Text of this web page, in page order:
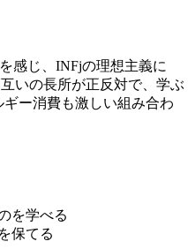
を感じ INFjの理想主義に
互いの長所が正反対で、 学ぶ
ギー消費も激 しい組み合わ
を学べる
保てる